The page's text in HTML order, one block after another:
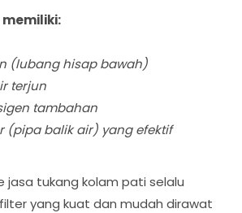
memiliki:
(lubang hisap bawah)
terjun
tambahan
(pipa balik air) yang efektif
jasa tukang kolam pati selalu
yang kuat dan mudah dirawat